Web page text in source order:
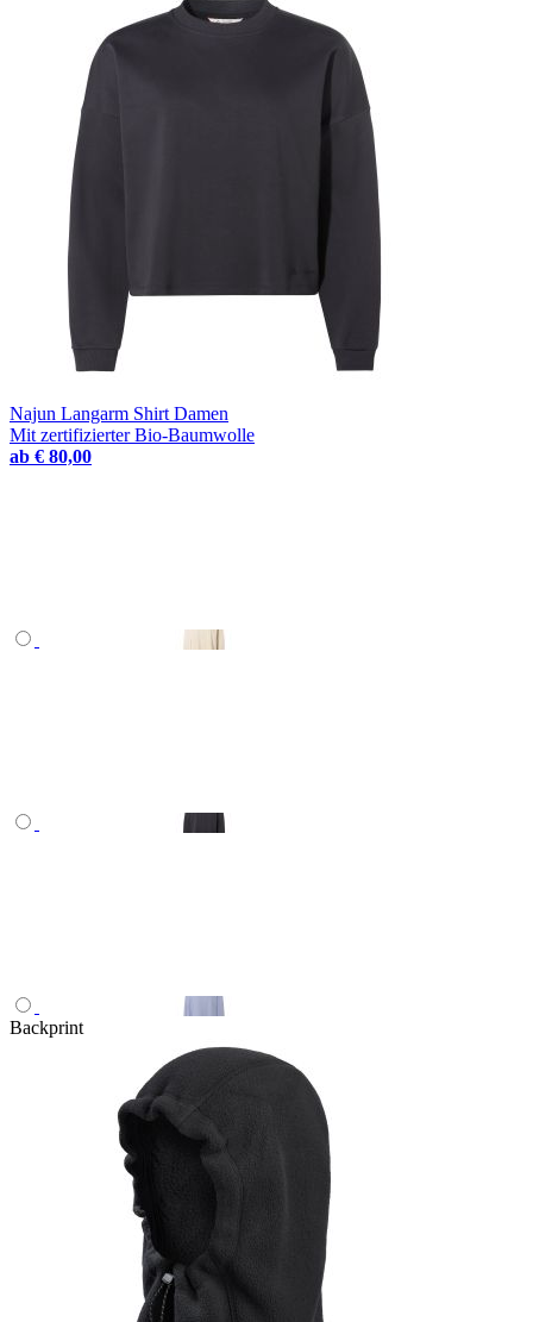
Najun Langarm Shirt Damen
Mit zertifizierter Bio-Baumwolle
ab € 80,00
Backprint